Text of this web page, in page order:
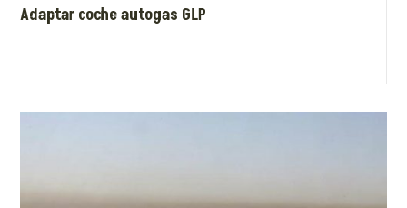
Adaptar coche autogas GLP